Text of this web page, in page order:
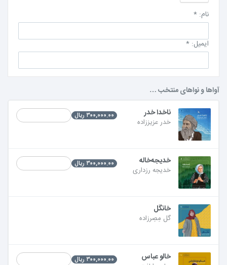
نام: *
ایمیل: *
آواها و نواهای منتخب …
۳۰۰,۰۰۰.۰۰ ریال ناخدا خدر
خدر عزیززاده
۳۰۰,۰۰۰.۰۰ ریال خدیجه‌خاله
خدیجه رزداری
خانگُل
گل مِصِرزاده
۳۰۰,۰۰۰.۰۰ ریال خالو عباس